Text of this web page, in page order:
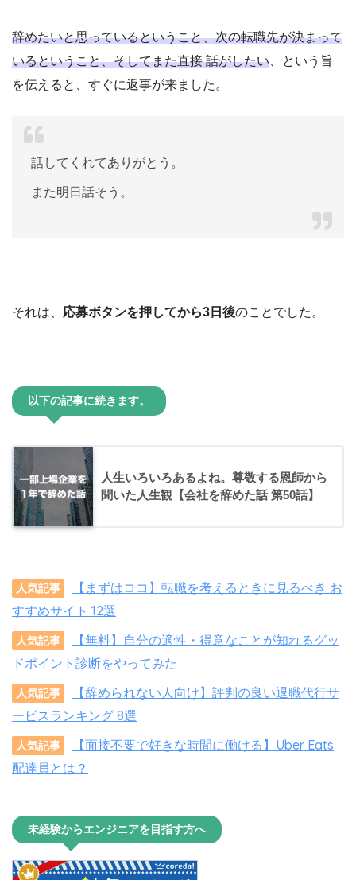
辞めたいと思っているということ、次の転職先が決まって
いるということ、そしてまた直接 話がしたい、という旨
を伝えると、すぐに返事が来ました。
話してくれてありがとう。
また明日話そう。
それは、 応募ボタンを押してから3日後のことでした。
以下の記事に続きます。
人生いろいろあるよね。尊敬する恩師から
聞いた人生観【会社を辞めた話 第50話】
人気記事
【まずはココ】転職を考えるときに見るべき お
すすめサイト 12選
人気記事
【無料】自分の適性・得意なことが知れるグッ
ドポイント診断をやってみた
人気記事
【辞められない人向け】評判の良い退職代行サ
ービスランキング 8選
人気記事
【面接不要で好きな時間に働ける】Uber Eats
配達員とは？
未経験からエンジニアを目指す方へ